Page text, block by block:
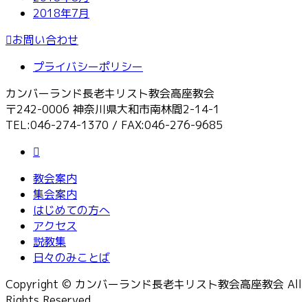
2018年7月
お問い合わせ
プライバシーポリシー
カンバーランド長老キリスト教会高座教会
〒242-0006 神奈川県大和市南林間2-14-1
TEL:046-274-1370 / FAX:046-276-9685
教会案内
集会案内
はじめての方へ
アクセス
説教集
日々のみことば
Copyright © カンバーランド長老キリスト教会高座教会 All